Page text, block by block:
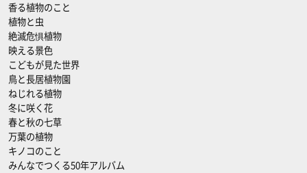
香る植物のこと
植物と虫
絶滅危惧植物
映える景色
こどもが見た世界
鳥と長居植物園
ねじれる植物
冬に咲く花
春と秋の七草
万葉の植物
キノコのこと
みんなでつくる50年アルバム